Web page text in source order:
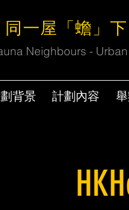
一屋「蟾」
Neighbours -
背景 計劃內容